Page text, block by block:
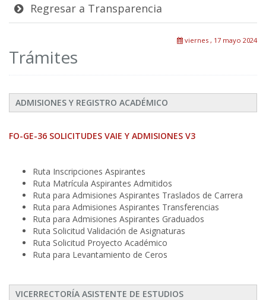
Regresar a Transparencia
viernes , 17 mayo 2024
Trámites
ADMISIONES Y REGISTRO ACADÉMICO
FO-GE-36 SOLICITUDES VAIE Y ADMISIONES V3
Ruta Inscripciones Aspirantes
Ruta Matrícula Aspirantes Admitidos
Ruta para Admisiones Aspirantes Traslados de Carrera
Ruta para Admisiones Aspirantes Transferencias
Ruta para Admisiones Aspirantes Graduados
Ruta Solicitud Validación de Asignaturas
Ruta Solicitud Proyecto Académico
Ruta para Levantamiento de Ceros
VICERRECTORÍA ASISTENTE DE ESTUDIOS